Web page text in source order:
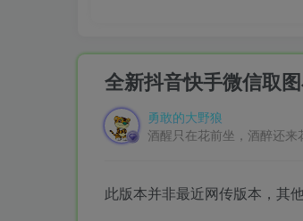
全新抖音快手微信取
勇敢的大野狼
酒醒只在花前坐，酒醉还来
此版本并非最近网传版本，其